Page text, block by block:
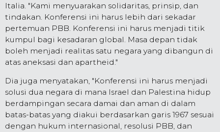
Italia. "Kami menyuarakan solidaritas, prinsip, dan
tindakan. Konferensi ini harus lebih dari sekadar
pertemuan PBB. Konferensi ini harus menjadi titik
kumpul bagi kesadaran global. Masa depan tidak
boleh menjadi realitas satu negara yang dibangun di
atas aneksasi dan apartheid."
Dia juga menyatakan, "Konferensi ini harus menjadi
solusi dua negara di mana Israel dan Palestina hidup
berdampingan secara damai dan aman di dalam
batas-batas yang diakui berdasarkan garis 1967 sesuai
dengan hukum internasional, resolusi PBB, dan